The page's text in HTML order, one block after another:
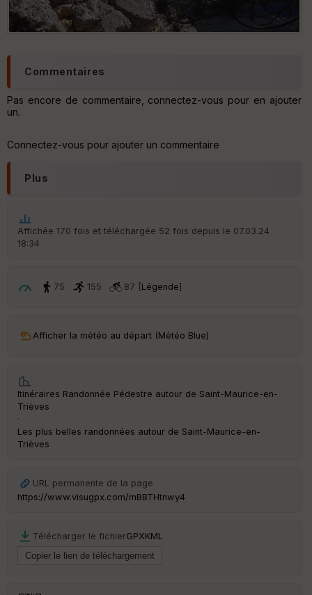
Commentaires
Pas encore de commentaire, connectez-vous pour en ajouter
un.
Connectez-vous pour ajouter un commentaire
Plus
Affichée 170 fois et téléchargée 52 fois depuis le 07.03.24
18:34
75 155 87 [Légende]
Afficher la météo au départ (Météo Blue)
Itinéraires Randonnée Pédestre autour de Saint-Maurice-en-
Trièves
·
Les plus belles randonnées autour de Saint-Maurice-en-
Trièves
URL permanente de la page
https://www.visugpx.com/mBBTHtnwy4
Télécharger le fichierGPXKML